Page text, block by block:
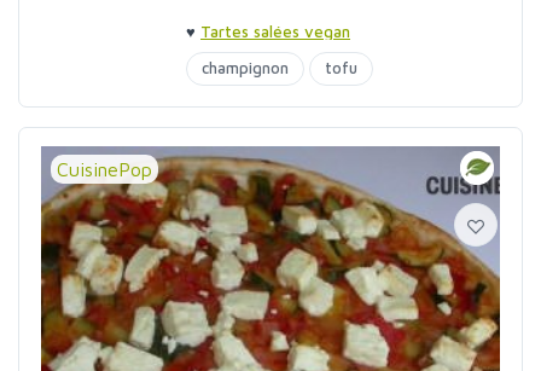
♥ Tartes salées vegan
champignon
tofu
CuisinePop